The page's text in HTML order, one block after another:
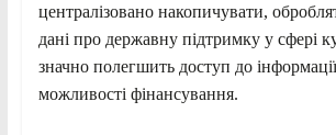
централізовано накопичувати,
дані про державну підтримку у сфері
значно полегшить доступ до
можливості фінансування.